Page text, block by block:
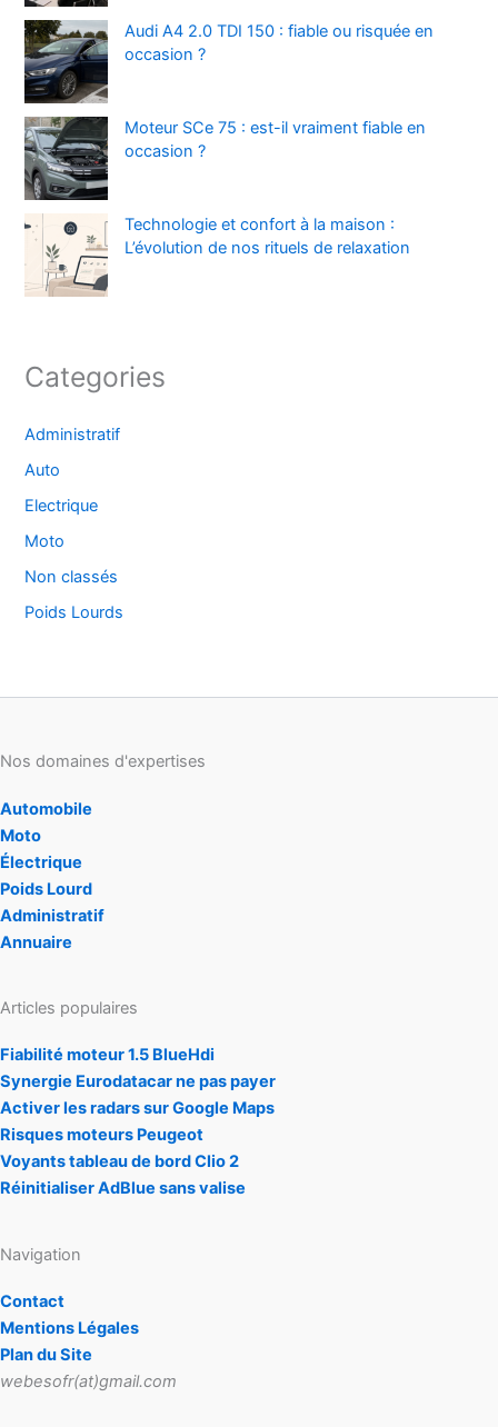
Audi A4 2.0 TDI 150 : fiable ou risquée en
occasion ?
Moteur SCe 75 : est-il vraiment fiable en
occasion ?
Technologie et confort à la maison :
L’évolution de nos rituels de relaxation
Categories
Administratif
Auto
Electrique
Moto
Non classés
Poids Lourds
Nos domaines d'expertises
Automobile
Moto
Électrique
Poids Lourd
Administratif
Annuaire
Articles populaires
Fiabilité moteur 1.5 BlueHdi
Synergie Eurodatacar ne pas payer
Activer les radars sur Google Maps
Risques moteurs Peugeot
Voyants tableau de bord Clio 2
Réinitialiser AdBlue sans valise
Navigation
Contact
Mentions Légales
Plan du Site
webesofr(at)gmail.com